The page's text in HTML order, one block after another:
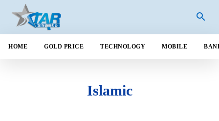
HOME GOLD PRICE TECHNOLOGY MOBILE
Islamic